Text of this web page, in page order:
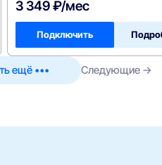
3 349 ₽/мес
Подключить
ещё ••• Следующие →